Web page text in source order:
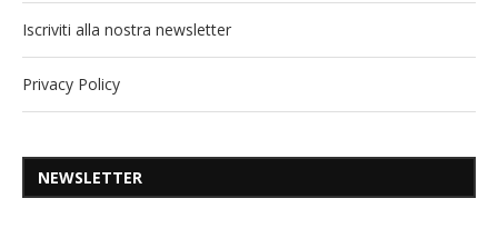
Iscriviti alla nostra newsletter
Privacy Policy
NEWSLETTER